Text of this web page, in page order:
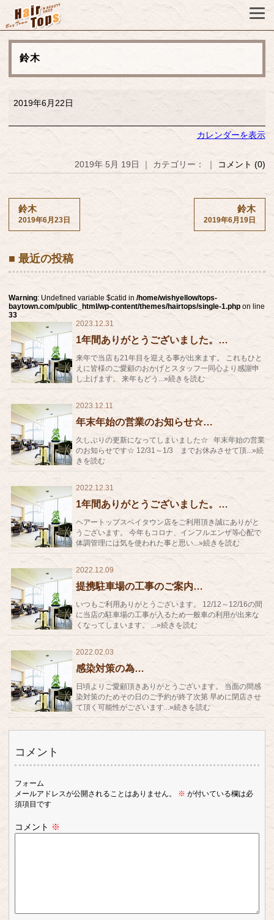
鈴木
木2019年6月22日
カレンダーを表示
2019年 5月 19日 ｜ カテゴリー： ｜ コメント (0)
鈴木
2019年6月23日
鈴木
2019年6月19日
■ 最近の投稿
Warning: Undefined variable $catid in/home/wishyellow/tops-
baytown.com/public_html/wp-content/themes/hairtops/single-1.php on line
33
2023.12.31
1年間ありがとうございました。…
来年で当店も21年目を迎える事が出来ます。 これもひと
えに皆様のご愛顧のおかげとスタッフ一同心より感謝申
し上げます。 来年もどう...»続きを読む
2023.12.11
年末年始の営業のお知らせ☆…
久しぶりの更新になってしまいました☆ 年末年始の営業
のお知らせです☆ 12/31～1/3 までお休みさせて頂...»続
きを読む
2022.12.31
1年間ありがとうございました。…
ヘアートップスベイタウン店をご利用頂き誠にありがと
うございます。 今年もコロナ、インフルエンザ等心配で
体調管理には気を使われた事と思い...»続きを読む
2022.12.09
提携駐車場の工事のご案内…
いつもご利用ありがとうございます。 12/12～12/16の間
に当店の駐車場の工事が入るため一般車の利用が出来な
くなってしまいます。 ...»続きを読む
2022.02.03
感染対策の為…
日頃よりご愛顧頂きありがとうございます。 当面の間感
染対策のためその日のご予約が終了次第 早めに閉店させ
て頂く可能性がございます...»続きを読む
コメント
フォーム
メールアドレスが公開されることはありません。
※ が付いている欄は必
須項目です
コメント ※